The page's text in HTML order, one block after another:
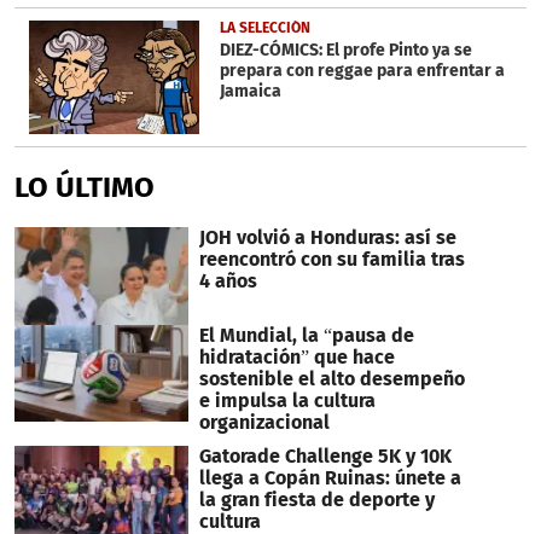
LA SELECCIÓN
DIEZ-CÓMICS: El profe Pinto ya se
prepara con reggae para enfrentar a
Jamaica
LO ÚLTIMO
JOH volvió a Honduras: así se
reencontró con su familia tras
4 años
El Mundial, la “pausa de
hidratación” que hace
sostenible el alto desempeño
e impulsa la cultura
organizacional
Gatorade Challenge 5K y 10K
llega a Copán Ruinas: únete a
la gran fiesta de deporte y
cultura